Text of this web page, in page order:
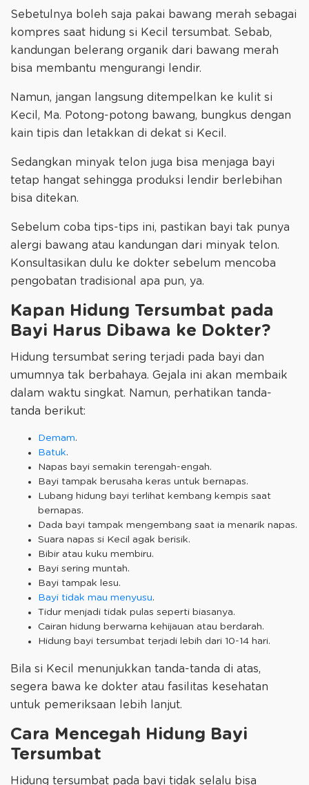
Sebetulnya boleh saja pakai bawang merah sebagai
kompres saat hidung si Kecil tersumbat. Sebab,
kandungan belerang organik dari bawang merah
bisa membantu mengurangi lendir.
Namun, jangan langsung ditempelkan ke kulit si
Kecil, Ma. Potong-potong bawang, bungkus dengan
kain tipis dan letakkan di dekat si Kecil.
Sedangkan minyak telon juga bisa menjaga bayi
tetap hangat sehingga produksi lendir berlebihan
bisa ditekan.
Sebelum coba tips-tips ini, pastikan bayi tak punya
alergi bawang atau kandungan dari minyak telon.
Konsultasikan dulu ke dokter sebelum mencoba
pengobatan tradisional apa pun, ya.
Kapan Hidung Tersumbat pada
Bayi Harus Dibawa ke Dokter?
Hidung tersumbat sering terjadi pada bayi dan
umumnya tak berbahaya. Gejala ini akan membaik
dalam waktu singkat. Namun, perhatikan tanda-
tanda berikut:
Demam.
Batuk.
Napas bayi semakin terengah-engah.
Bayi tampak berusaha keras untuk bernapas.
Lubang hidung bayi terlihat kembang kempis saat
bernapas.
Dada bayi tampak mengembang saat ia menarik napas.
Suara napas si Kecil agak berisik.
Bibir atau kuku membiru.
Bayi sering muntah.
Bayi tampak lesu.
Bayi tidak mau menyusu.
Tidur menjadi tidak pulas seperti biasanya.
Cairan hidung berwarna kehijauan atau berdarah.
Hidung bayi tersumbat terjadi lebih dari 10-14 hari.
Bila si Kecil menunjukkan tanda-tanda di atas,
segera bawa ke dokter atau fasilitas kesehatan
untuk pemeriksaan lebih lanjut.
Cara Mencegah Hidung Bayi
Tersumbat
Hidung tersumbat pada bayi tidak selalu bisa